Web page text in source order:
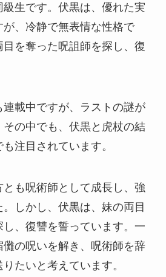
生です。伏黒は、優れた実
、冷静で無表情な性格で
を奪った呪詛師を探し、復
載中ですが、ラストの謎が
の中でも、伏黒と虎杖の結
注目されています。
も呪術師として成長し、強
。しかし、伏黒は、妹の両目
、復讐を誓っています。一
の呪いを解き、呪術師を辞
たいと考えています。